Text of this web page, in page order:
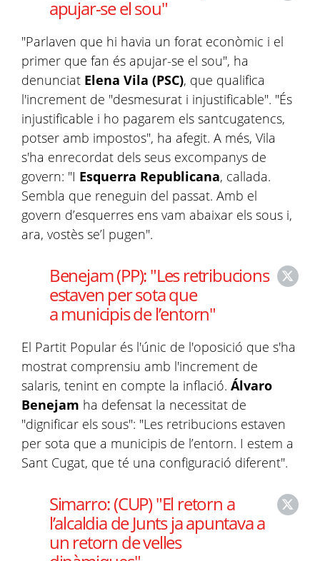
apujar-se el sou"
"Parlaven que hi havia un forat econòmic i el
primer que fan és apujar-se el sou", ha
denunciat Elena Vila (PSC), que qualifica
l'increment de "desmesurat i injustificable". "És
injustificable i ho pagarem els santcugatencs,
potser amb impostos", ha afegit. A més, Vila
s'ha enrecordat dels seus excompanys de
govern: "I Esquerra Republicana, callada.
Sembla que reneguin del passat. Amb el
govern d’esquerres ens vam abaixar els sous i,
ara, vostès se’l pugen".
Benejam (PP): "Les retribucions
estaven per sota que
a municipis de l’entorn"
El Partit Popular és l'únic de l'oposició que s'ha
mostrat comprensiu amb l'increment de
salaris, tenint en compte la inflació. Álvaro
Benejam ha defensat la necessitat de
"dignificar els sous": "Les retribucions estaven
per sota que a municipis de l’entorn. I estem a
Sant Cugat, que té una configuració diferent".
Simarro: (CUP) "El retorn a
l’alcaldia de Junts ja apuntava a
un retorn de velles